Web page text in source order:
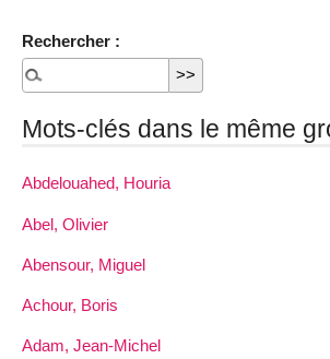
Rechercher :
Mots-clés dans le même
Abdelouahed, Houria
Abel, Olivier
Abensour, Miguel
Achour, Boris
Adam, Jean-Michel